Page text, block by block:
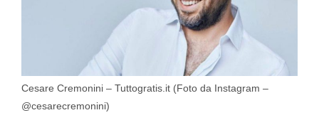
Cesare Cremonini – Tuttogratis.it (Foto da Instagram –
@cesarecremonini)